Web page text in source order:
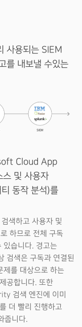
사용되는 SIEM
를 내보낼 수있는
Cloud App
및 사용자
동작 분석)를
색하고 사용자 및
하므로 전체 구독
있습니다. 경고는
검색은 구독과 연결된
제를 대상으로 하는
공합니다. 또한
검색 엔진에 이미
더 빨리 진행하고
줍니다.